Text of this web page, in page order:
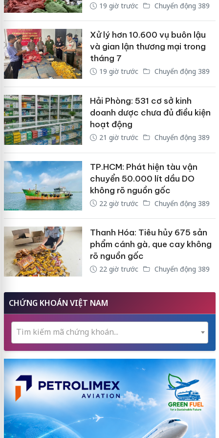
19 giờ trước Chuyển động 389
Xử lý hơn 10.600 vụ buôn lậu
và gian lận thương mại trong
tháng 7
19 giờ trước Chuyển động 389
Hải Phòng: 531 cơ sở kinh
doanh dược chưa đủ điều kiện
hoạt động
21 giờ trước Chuyển động 389
TP.HCM: Phát hiện tàu vận
chuyển 50.000 lít dầu DO
không rõ nguồn gốc
22 giờ trước Chuyển động 389
Thanh Hóa: Tiêu hủy 675 sản
phẩm cánh gà, que cay không
rõ nguồn gốc
22 giờ trước Chuyển động 389
CHỨNG KHOÁN VIỆT NAM
Tìm kiếm mã chứng khoán...